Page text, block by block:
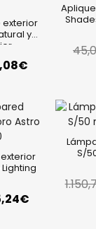
exterior
y
€
€
S/